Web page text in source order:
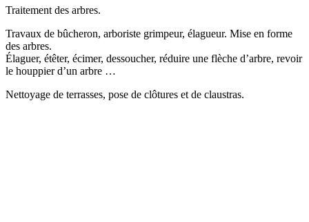
Traitement des arbres.
Travaux de bûcheron, arboriste grimpeur, élagueur. Mise en forme
des arbres.
Élaguer, étêter, écimer, dessoucher, réduire une flèche d’arbre, revoir
le houppier d’un arbre …
Nettoyage de terrasses, pose de clôtures et de claustras.